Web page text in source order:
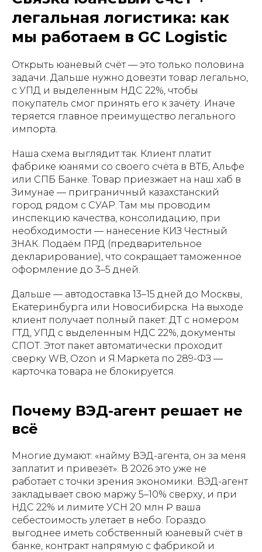
легальная логистика: как
мы работаем в GC Logistic
Открыть юаневый счёт — это только половина
задачи. Дальше нужно довезти товар легально,
с УПД и выделенным НДС 22%, чтобы
покупатель смог принять его к зачёту. Иначе
теряется главное преимущество легального
импорта.
Наша схема выглядит так. Клиент платит
фабрике юанями со своего счёта в ВТБ, Альфе
или СПБ Банке. Товар приезжает на наш хаб в
Зимунае — приграничный казахстанский
город рядом с СУАР. Там мы проводим
инспекцию качества, консолидацию, при
необходимости — нанесение КИЗ Честный
ЗНАК. Подаём ПРД (предварительное
декларирование), что сокращает таможенное
оформление до 3–5 дней.
Дальше — автодоставка 13–15 дней до Москвы,
Екатеринбурга или Новосибирска. На выходе
клиент получает полный пакет: ДТ с номером
ГТД, УПД с выделенным НДС 22%, документы
СПОТ. Этот пакет автоматически проходит
сверку WB, Ozon и Я.Маркета по 289-ФЗ —
карточка товара не блокируется.
Почему ВЭД-агент решает не
всё
Многие думают: «найму ВЭД-агента, он за меня
заплатит и привезёт». В 2026 это уже не
работает с точки зрения экономики. ВЭД-агент
закладывает свою маржу 5–10% сверху, и при
НДС 22% и лимите УСН 20 млн ₽ ваша
себестоимость улетает в небо. Гораздо
выгоднее иметь собственный юаневый счёт в
банке, контракт напрямую с фабрикой и